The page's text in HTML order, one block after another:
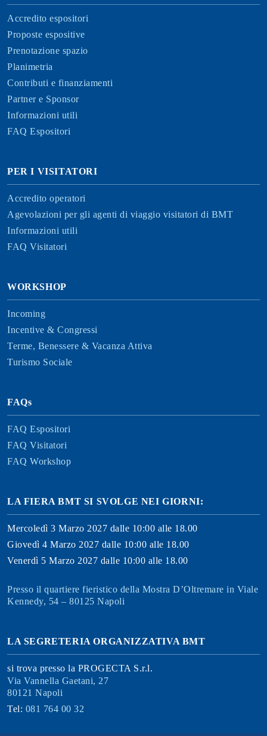
Accredito espositori
Proposte espositive
Prenotazione spazio
Planimetria
Contributi e finanziamenti
Partner e Sponsor
Informazioni utili
FAQ Espositori
PER I VISITATORI
Accredito operatori
Agevolazioni per gli agenti di viaggio visitatori di BMT
Informazioni utili
FAQ Visitatori
WORKSHOP
Incoming
Incentive & Congressi
Terme, Benessere & Vacanza Attiva
Turismo Sociale
FAQs
FAQ Espositori
FAQ Visitatori
FAQ Workshop
LA FIERA BMT SI SVOLGE NEI GIORNI:
Mercoledì 3 Marzo 2027 dalle 10:00 alle 18.00
Giovedì 4 Marzo 2027 dalle 10:00 alle 18.00
Venerdì 5 Marzo 2027 dalle 10:00 alle 18.00
Presso il quartiere fieristico della Mostra D’Oltremare in Viale
Kennedy, 54 – 80125 Napoli
LA SEGRETERIA ORGANIZZATIVA BMT
si trova presso la PROGECTA S.r.l.
Via Vannella Gaetani, 27
80121 Napoli
Tel: 081 764 00 32